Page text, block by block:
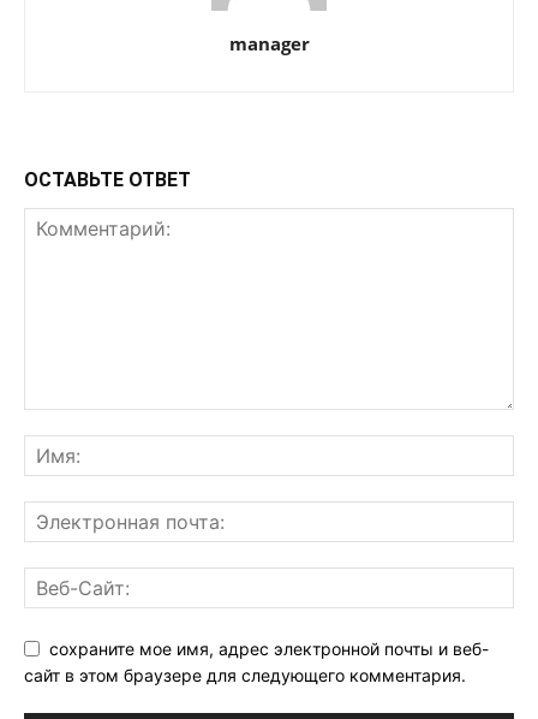
manager
ОСТАВЬТЕ ОТВЕТ
сохраните мое имя, адрес электронной почты и веб-
сайт в этом браузере для следующего комментария.